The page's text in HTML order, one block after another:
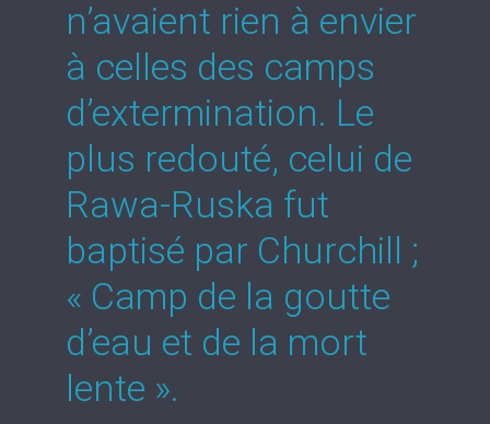
n’avaient rien à envier
à celles des camps
d’extermination. Le
plus redouté, celui de
Rawa-Ruska fut
baptisé par Churchill ;
« Camp de la goutte
d’eau et de la mort
lente ».